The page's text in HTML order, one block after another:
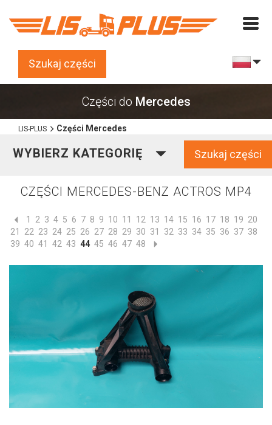
Szukaj części
Części do Mercedes
LIS-PLUS Części Mercedes
WYBIERZ KATEGORIĘ Szukaj części
CZĘŚCI MERCEDES-BENZ ACTROS MP4
1 2 3 4 5 6 7 8 9 10 11 12 13 14 15 16 17 18 19 20
21
22 23 24 25 26 27 28 29 30 31 32 33 34 35 36 37 38
39 40 41 42 43 44 45 46 47 48